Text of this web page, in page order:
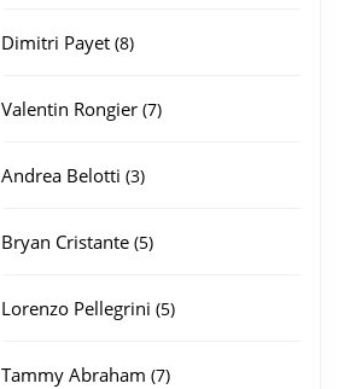
Dimitri Payet 88
Valentin Rongier 77
Andrea Belotti 33
Bryan Cristante 55
Lorenzo Pellegrini 55
Tammy Abraham 77